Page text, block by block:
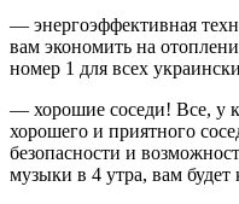
— энергоэффективная
вам экономить на
номер 1 для всех
— хорошие соседи! Все, у
хорошего и приятного
безопасности и
музыки в 4 утра, вам будет